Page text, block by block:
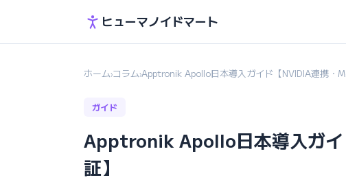
ヒューマノイドマート
ホーム›コラム›Apptronik Apollo日本導入ガイド【NVIDIA連携・
ガイド
Apptronik Apollo日本導入ガ
証】